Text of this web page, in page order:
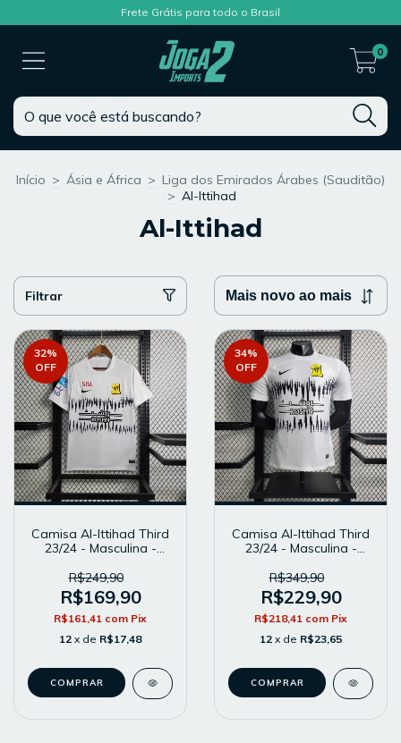
Frete Grátis para todo o Brasil
0
Início > Ásia e África > Liga dos Emirados Árabes (Sauditão)
> Al-Ittihad
Al-Ittihad
Filtrar
32%
OFF
Camisa Al-Ittihad Third
23/24 - Masculina -
Branca
R$249,90
R$169,90
R$161,41 com Pix
12 x de R$17,48
COMPRAR
34%
OFF
Camisa Al-Ittihad Third
23/24 - Masculina -
R$349,90
R$229,90
R$218,41 com Pix
12 x de R$23,65
COMPRAR